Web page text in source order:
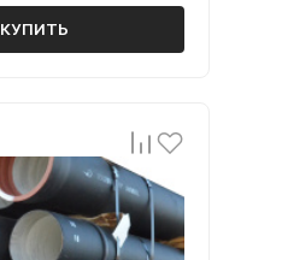
КУПИТЬ